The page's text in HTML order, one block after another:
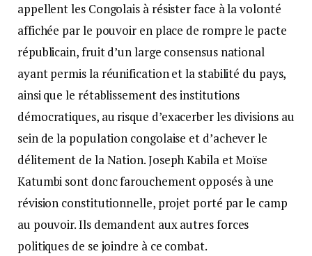
appellent les Congolais à résister face à la volonté
affichée par le pouvoir en place de rompre le pacte
républicain, fruit d’un large consensus national
ayant permis la réunification et la stabilité du pays,
ainsi que le rétablissement des institutions
démocratiques, au risque d’exacerber les divisions au
sein de la population congolaise et d’achever le
délitement de la Nation. Joseph Kabila et Moïse
Katumbi sont donc farouchement opposés à une
révision constitutionnelle, projet porté par le camp
au pouvoir. Ils demandent aux autres forces
politiques de se joindre à ce combat.